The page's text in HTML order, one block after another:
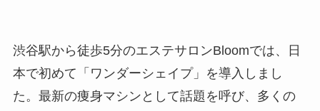
渋谷駅から徒歩5分のエステサロンBloomでは、日
本で初めて「ワンダーシェイプ」を導入しまし
た。最新の痩身マシンとして話題を呼び、多くの